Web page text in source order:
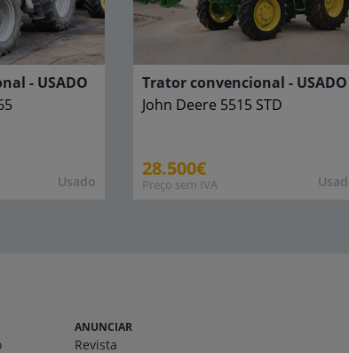
Usado
- USADO
Trator convencional - USADO
John Deere 5515 STD
28.500€
Preço sem IVA
ANUNCIAR
Revista